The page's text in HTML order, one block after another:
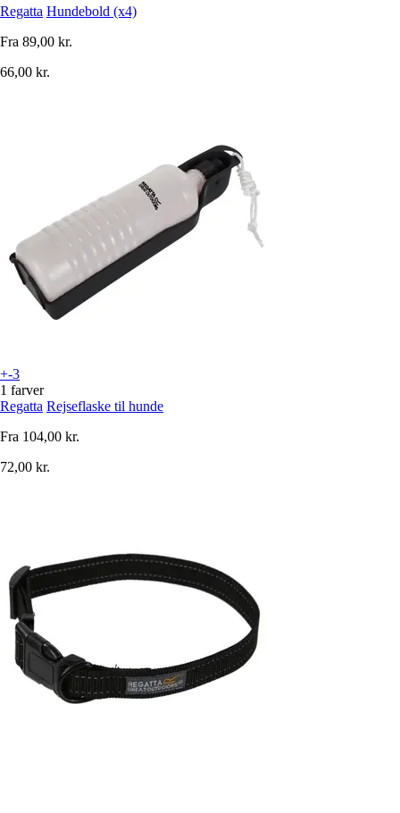
Regatta Hundebold (x4)
Fra 89,00 kr.
66,00 kr.
+-3
1 farver
Regatta Rejseflaske til hunde
Fra 104,00 kr.
72,00 kr.